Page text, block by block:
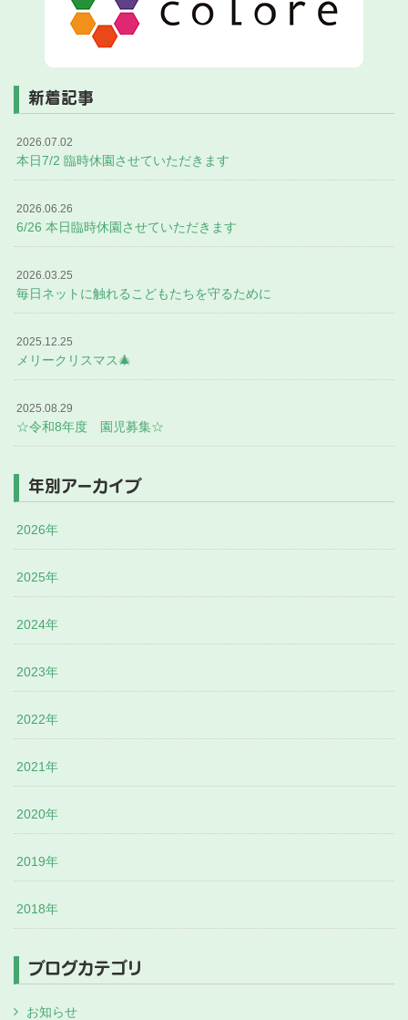
新着記事
2026.07.02
本日7/2 臨時休園させていただきます
2026.06.26
6/26 本日臨時休園させていただきます
2026.03.25
毎日ネットに触れるこどもたちを守るために
2025.12.25
メリークリスマス🎄
2025.08.29
☆令和8年度 園児募集☆
年別アーカイブ
2026年
2025年
2024年
2023年
2022年
2021年
2020年
2019年
2018年
ブログカテゴリ
お知らせ